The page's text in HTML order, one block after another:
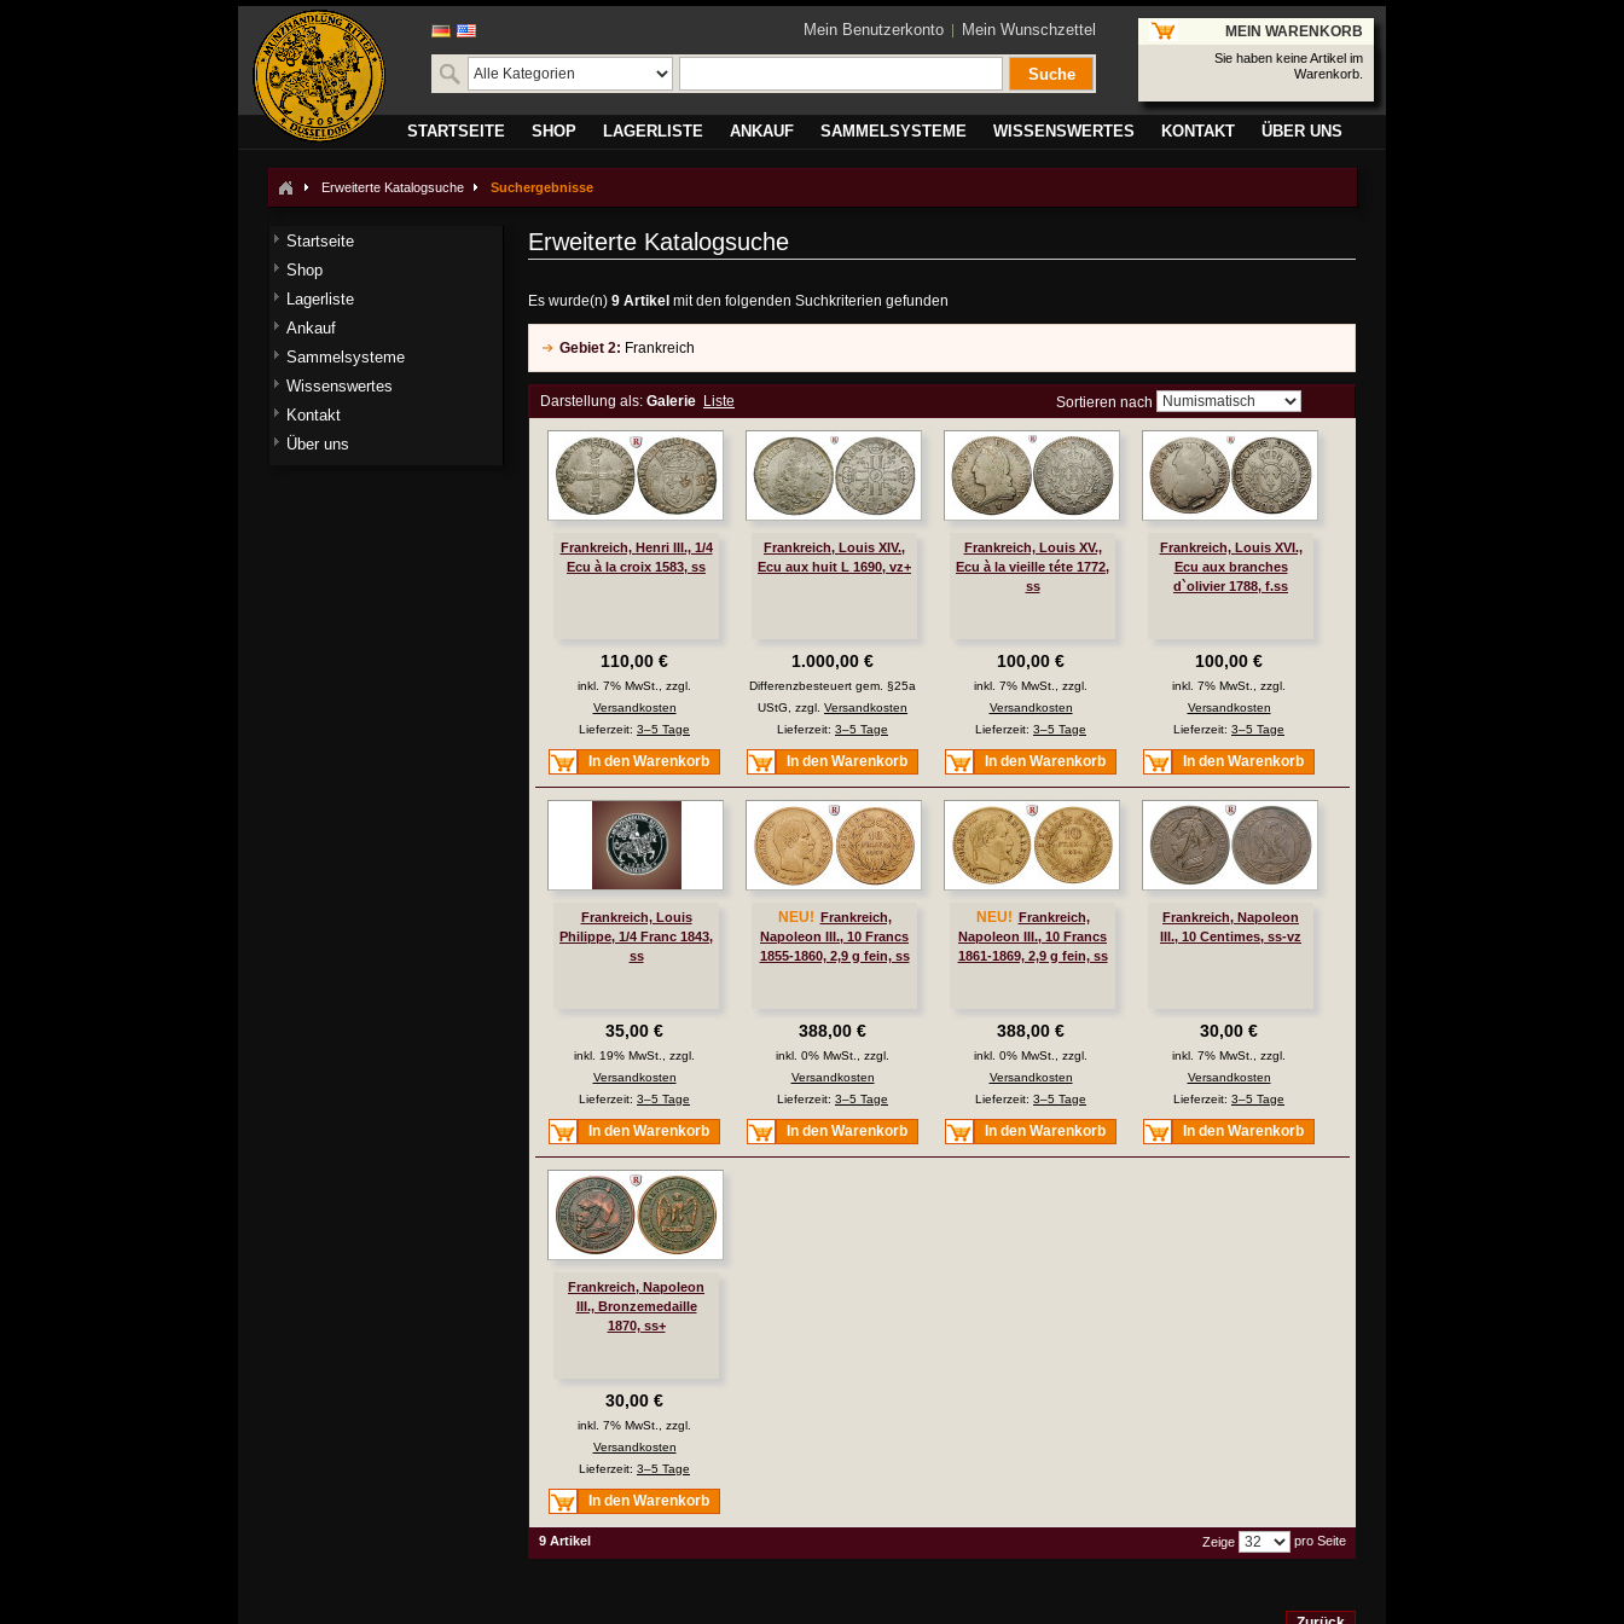
Mein Benutzerkonto Mein Wunschzettel
Suche
MEIN WARENKORB
Sie haben keine Artikel im
Warenkorb.
STARTSEITE SHOP LAGERLISTE ANKAUF SAMMELSYSTEME WISSENSWERTES KONTAKT ÜBER UNS
Erweiterte Katalogsuche Suchergebnisse
Erweiterte Katalogsuche
Es wurde(n) 9 Artikel mit den folgenden Suchkriterien gefunden
Gebiet 2: Frankreich
Darstellung als: Galerie Liste Sortieren nach
Frankreich, Henri III., 1/4
Ecu à la croix 1583, ss
110,00 €
inkl. 7% MwSt., zzgl.
Versandkosten
Lieferzeit: 3–5 Tage
In den Warenkorb
Frankreich, Louis XIV.,
Ecu aux huit L 1690, vz+
1.000,00 €
Differenzbesteuert gem. §25a
UStG, zzgl. Versandkosten
Lieferzeit: 3–5 Tage
In den Warenkorb
Frankreich, Louis XV.,
Ecu à la vieille téte 1772,
ss
100,00 €
inkl. 7% MwSt., zzgl.
Versandkosten
Lieferzeit: 3–5 Tage
In den Warenkorb
Frankreich, Louis XVI.,
Ecu aux branches
d`olivier 1788, f.ss
100,00 €
inkl. 7% MwSt., zzgl.
Versandkosten
Lieferzeit: 3–5 Tage
In den Warenkorb
Frankreich, Louis
Philippe, 1/4 Franc 1843,
ss
35,00 €
inkl. 19% MwSt., zzgl.
Versandkosten
Lieferzeit: 3–5 Tage
In den Warenkorb
NEU!
Frankreich,
Napoleon III., 10 Francs
1855-1860, 2,9 g fein, ss
388,00 €
inkl. 0% MwSt., zzgl.
Versandkosten
Lieferzeit: 3–5 Tage
In den Warenkorb
NEU!
Frankreich,
Napoleon III., 10 Francs
1861-1869, 2,9 g fein, ss
388,00 €
inkl. 0% MwSt., zzgl.
Versandkosten
Lieferzeit: 3–5 Tage
In den Warenkorb
Frankreich, Napoleon
III., 10 Centimes, ss-vz
30,00 €
inkl. 7% MwSt., zzgl.
Versandkosten
Lieferzeit: 3–5 Tage
In den Warenkorb
Frankreich, Napoleon
III., Bronzemedaille
1870, ss+
30,00 €
inkl. 7% MwSt., zzgl.
Versandkosten
Lieferzeit: 3–5 Tage
In den Warenkorb
9 Artikel Zeige pro Seite
Startseite
Shop
Lagerliste
Ankauf
Sammelsysteme
Wissenswertes
Kontakt
Über uns